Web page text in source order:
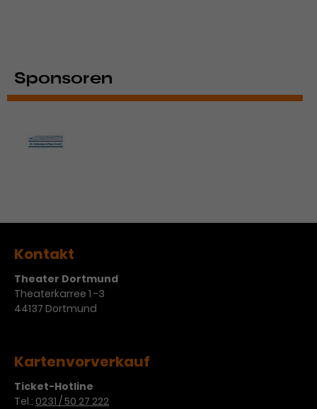
Sponsoren
Kontakt
Theater Dortmund
Theaterkarree 1 -3
44137 Dortmund
Kartenvorverkauf
Ticket-Hotline
Tel.: 0231 / 50 27 222